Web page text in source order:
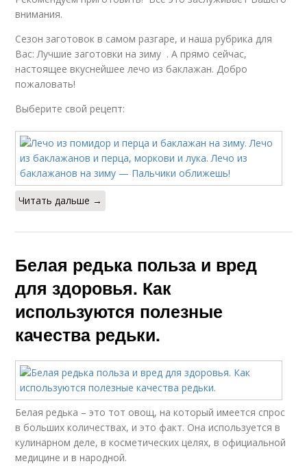
внимания.
Сезон заготовок в самом разгаре, и наша рубрика для
Вас: Лучшие заготовки на зиму . А прямо сейчас,
настоящее вкуснейшее лечо из баклажан. Добро
пожаловать!
Выберите свой рецепт:
Читать дальше →
Белая редька польза и вред
для здоровья. Как
используются полезные
качества редьки.
Белая редька – это тот овощ, на который имеется спрос
в больших количествах, и это факт. Она используется в
кулинарном деле, в косметических целях, в официальной
медицине и в народной.